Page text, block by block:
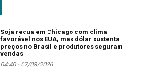
Soja recua em Chicago com clima
favorável nos EUA, mas dólar sustenta
preços no Brasil e produtores seguram
vendas
04:40 - 07/08/2026